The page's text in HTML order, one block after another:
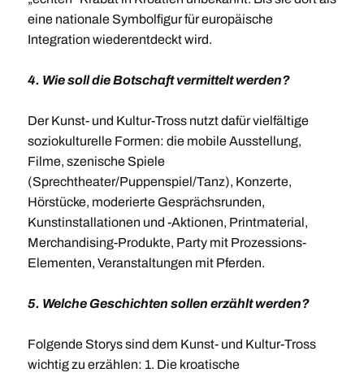
eine nationale Symbolfigur für europäische
Integration wiederentdeckt wird.
4. Wie soll die Botschaft vermittelt werden?
Der Kunst- und Kultur-Tross nutzt dafür vielfältige
soziokulturelle Formen: die mobile Ausstellung,
Filme, szenische Spiele
(Sprechtheater/Puppenspiel/Tanz), Konzerte,
Hörstücke, moderierte Gesprächsrunden,
Kunstinstallationen und -Aktionen, Printmaterial,
Merchandising-Produkte, Party mit Prozessions-
Elementen, Veranstaltungen mit Pferden.
5. Welche Geschichten sollen erzählt werden?
Folgende Storys sind dem Kunst- und Kultur-Tross
wichtig zu erzählen: 1. Die kroatische